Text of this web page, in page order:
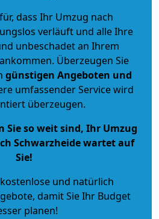
dass Ihr Umzug nach
verläuft und alle Ihre
unbeschadet an Ihrem
Überzeugen Sie
günstigen Angeboten und
umfassender Service wird
überzeugen.
Sie so weit sind, Ihr Umzug
Schwarzheide wartet auf
Sie!
und natürlich
, damit Sie Ihr Budget
planen!